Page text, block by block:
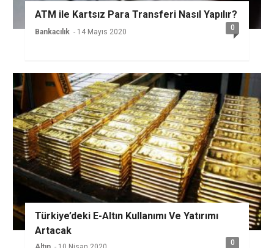
ATM ile Kartsız Para Transferi Nasıl Yapılır?
Bankacılık - 14 Mayıs 2020 0
Türkiye’deki E-Altın Kullanımı Ve Yatırımı
Artacak
0